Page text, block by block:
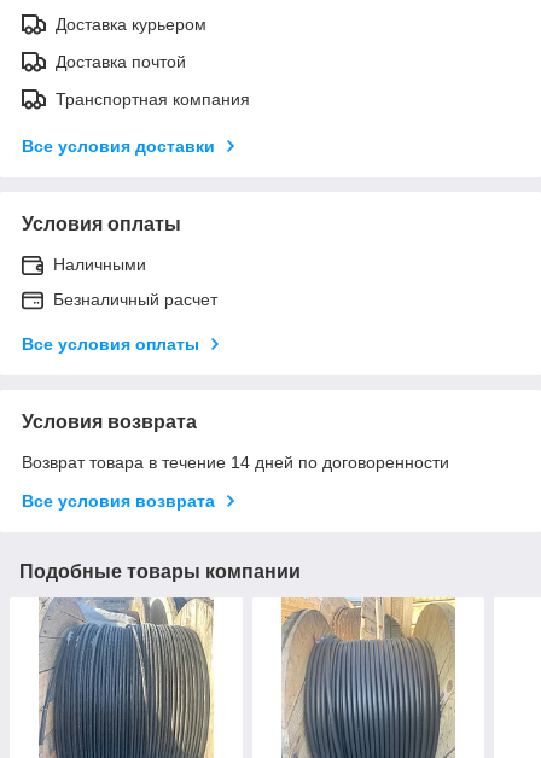
Доставка курьером
Доставка почтой
Транспортная компания
Все условия доставки
Условия оплаты
Наличными
Безналичный расчет
Все условия оплаты
Условия возврата
Возврат товара в течение 14 дней по договоренности
Все условия возврата
Подобные товары компании